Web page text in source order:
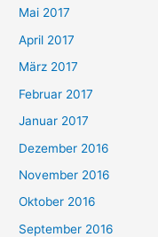
Mai 2017
April 2017
März 2017
Februar 2017
Januar 2017
Dezember 2016
November 2016
Oktober 2016
September 2016